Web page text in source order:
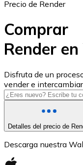
USD Coin
USDC
Precio de Render
Comprar
Render
Disfruta de un
vender e
Detalles del precio de
Descarga nuestra